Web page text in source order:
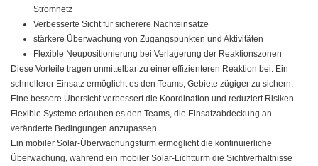
Stromnetz
Verbesserte Sicht für sicherere Nachteinsätze
stärkere Überwachung von Zugangspunkten und Aktivitäten
Flexible Neupositionierung bei Verlagerung der Reaktionszonen
Diese Vorteile tragen unmittelbar zu einer effizienteren Reaktion bei. Ein
schnellerer Einsatz ermöglicht es den Teams, Gebiete zügiger zu sichern.
Eine bessere Übersicht verbessert die Koordination und reduziert Risiken.
Flexible Systeme erlauben es den Teams, die Einsatzabdeckung an
veränderte Bedingungen anzupassen.
Ein mobiler Solar-Überwachungsturm ermöglicht die kontinuierliche
Überwachung, während ein mobiler Solar-Lichtturm die Sichtverhältnisse